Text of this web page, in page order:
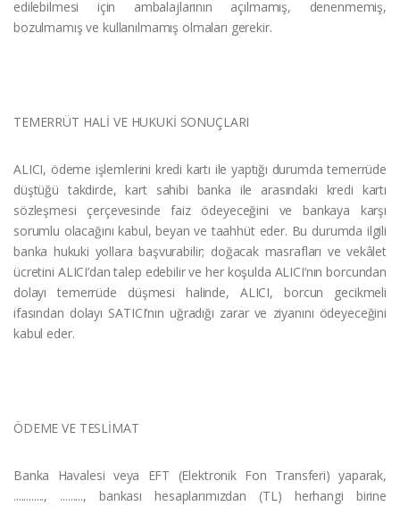
edilebilmesi için ambalajlarının açılmamış, denenmemiş,
bozulmamış ve kullanılmamış olmaları gerekir.
TEMERRÜT HALİ VE HUKUKİ SONUÇLARI
ALICI, ödeme işlemlerini kredi kartı ile yaptığı durumda temerrüde
düştüğü takdirde, kart sahibi banka ile arasındaki kredi kartı
sözleşmesi çerçevesinde faiz ödeyeceğini ve bankaya karşı
sorumlu olacağını kabul, beyan ve taahhüt eder. Bu durumda ilgili
banka hukuki yollara başvurabilir; doğacak masrafları ve vekâlet
ücretini ALICI’dan talep edebilir ve her koşulda ALICI’nın borcundan
dolayı temerrüde düşmesi halinde, ALICI, borcun gecikmeli
ifasından dolayı SATICI’nın uğradığı zarar ve ziyanını ödeyeceğini
kabul eder.
ÖDEME VE TESLİMAT
Banka Havalesi veya EFT (Elektronik Fon Transferi) yaparak,
............, ........., bankası hesaplarımızdan (TL) herhangi birine